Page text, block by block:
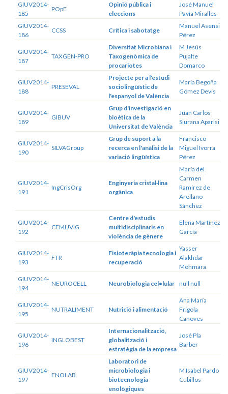
GIUV2014-
185
POpE
Opinió pública i
eleccions
José Manuel
Pavía Miralles
GIUV2014-
186
CCSS Crítica i sabotatge
Manuel Asensi
Pérez
GIUV2014-
187
TAXGEN-PRO
Diversitat Microbiana i
Taxogenòmica de
procariotes
M Jesús
Pujalte
Domarco
GIUV2014-
188
PRESEVAL
Projecte per a l'estudi
sociolingüístic de
l'espanyol de València
María Begoña
Gómez Devis
GIUV2014-
189
GIBUV
Grup d'investigació en
bioètica de la
Universitat de València
Juan Carlos
Siurana Aparisi
GIUV2014-
190
SILVAGroup
Grup de suport a la
recerca en l'anàlisi de la
variació lingüística
Francisco
Miguel Ivorra
Pérez
GIUV2014-
191
IngCrisOrg
Enginyeria cristal·lina
orgànica
María del
Carmen
Ramírez de
Arellano
Sánchez
GIUV2014-
192
CEMUVIG
Centre d'estudis
multidisciplinaris en
violència de gènere
Elena Martínez
García
GIUV2014-
193
FTR
Fisioteràpia tecnologia i
recuperació
Yasser
Alakhdar
Mohmara
GIUV2014-
194
NEUROCELL Neurobiologia cel•lular null null
GIUV2014-
195
NUTRALIMENT Nutrició i alimentació
Ana María
Frígola
Canoves
GIUV2014-
196
INGLOBEST
Internacionalització,
globalització i
estratègia de la empresa
José Pla
Barber
GIUV2014-
197
ENOLAB
Laboratori de
microbiologia i
biotecnologia
enològiques
M Isabel Pardo
Cubillos